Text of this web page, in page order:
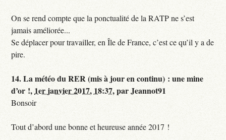
On se rend compte que la ponctualité de la RATP ne s’est
jamais améliorée...
Se déplacer pour travailler, en Île de France, c’est ce qu’il y a de
pire.
14.La météo du RER (mis à jour en continu) : une mine
d’or !, 1er janvier 2017, 18:37,parJeannot91
Bonsoir
Tout d’abord une bonne et heureuse année 2017 !